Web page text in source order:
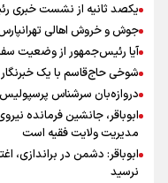
یکصد ثانیه از نشست خبری
جوش و خروش اهالی تهرانپارس در شب
آیا رئیس‌جمهور از وضعیت
شوخی حاج‌قاسم با یک خبرنگار
دروازه‌بان سرشناس پرسپولیس
ابوباقر، جانشین فرمانده
مدیریت ولایت فقیه است
ابوباقر: دشمن در براندازی،
نرسید